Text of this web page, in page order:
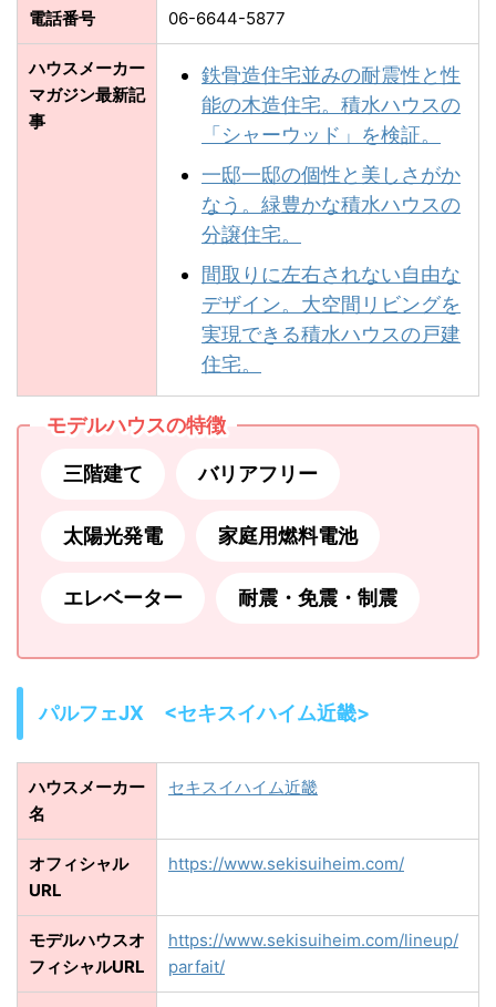
電話番号 06-6644-5877
ハウスメーカー
マガジン最新記
事
鉄骨造住宅並みの耐震性と性
能の木造住宅。積水ハウスの
「シャーウッド」を検証。
一邸一邸の個性と美しさがか
なう。緑豊かな積⽔ハウスの
分譲住宅。
間取りに左右されない自由な
デザイン。大空間リビングを
実現できる積水ハウスの戸建
住宅。
モデルハウスの特徴
三階建て バリアフリー
太陽光発電 家庭用燃料電池
エレベーター 耐震・免震・制震
パルフェJX <セキスイハイム近畿>
ハウスメーカー
名
セキスイハイム近畿
オフィシャル
URL
https://www.sekisuiheim.com/
モデルハウスオ
フィシャルURL
https://www.sekisuiheim.com/lineup/
parfait/